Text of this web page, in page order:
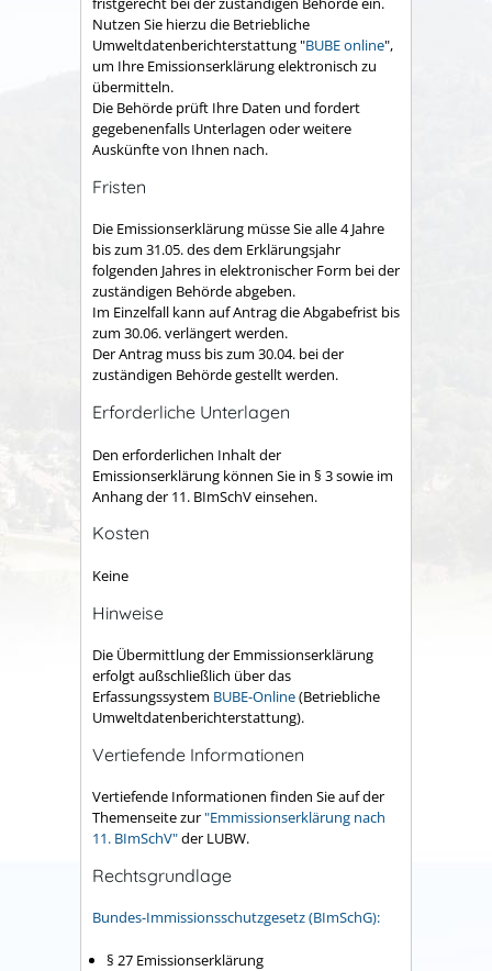
Nutzen Sie hierzu die Betriebliche
Umweltdatenberichterstattung "BUBE online",
um Ihre Emissionserklärung elektronisch zu
übermitteln.
Die Behörde prüft Ihre Daten und fordert
gegebenenfalls Unterlagen oder weitere
Auskünfte von Ihnen nach.
Fristen
Die Emissionserklärung müsse Sie alle 4 Jahre
bis zum 31.05. des dem Erklärungsjahr
folgenden Jahres in elektronischer Form bei der
zuständigen Behörde abgeben.
Im Einzelfall kann auf Antrag die Abgabefrist bis
zum 30.06. verlängert werden.
Der Antrag muss bis zum 30.04. bei der
zuständigen Behörde gestellt werden.
Erforderliche Unterlagen
Den erforderlichen Inhalt der
Emissionserklärung können Sie in § 3 sowie im
Anhang der 11. BImSchV einsehen.
Kosten
Keine
Hinweise
Die Übermittlung der Emmissionserklärung
erfolgt außschließlich über das
Erfassungssystem BUBE-Online(Betriebliche
Umweltdatenberichterstattung).
Vertiefende Informationen
Vertiefende Informationen finden Sie auf der
Themenseite zur"Emmissionserklärung nach
11. BImSchV"der LUBW.
Rechtsgrundlage
Bundes-Immissionsschutzgesetz (BImSchG):
§ 27 Emissionserklärung